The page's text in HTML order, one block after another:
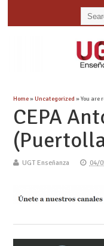
Home»Uncategorized » You are
CEPA
UGT Enseñanza 04/